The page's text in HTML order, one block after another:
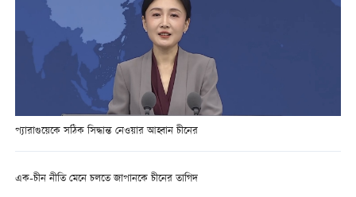
প্যারাগুয়েকে সঠিক সিদ্ধান্ত নেওয়ার আহ্বান চীনের
এক-চীন নীতি মেনে চলতে জাপানকে চীনের তাগিদ